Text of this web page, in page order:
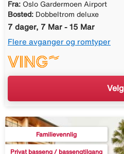
Fra: Oslo Gardermoen Airport
Bosted: Dobbeltrom deluxe
7 dager, 7 Mar - 15 Mar
Flere avganger og romtyper
Velg
Familievennlig
Privat basseng / bassengtilgang